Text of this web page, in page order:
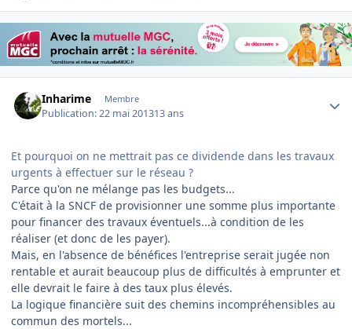
Inharime Membre
Publication:22 mai 201313 ans
Et pourquoi on ne mettrait pas ce dividende dans les travaux
urgents à effectuer sur le réseau ?
Parce qu'on ne mélange pas les budgets...
C'était à la SNCF de provisionner une somme plus importante
pour financer des travaux éventuels...à condition de les
réaliser (et donc de les payer).
Mais, en l'absence de bénéfices l'entreprise serait jugée non
rentable et aurait beaucoup plus de difficultés à emprunter et
elle devrait le faire à des taux plus élevés.
La logique financière suit des chemins incompréhensibles au
commun des mortels...